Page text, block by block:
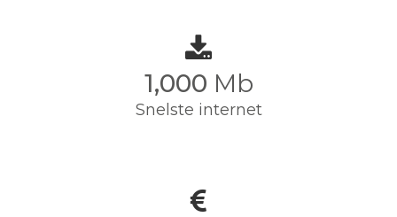
1,000 Mb
Snelste internet